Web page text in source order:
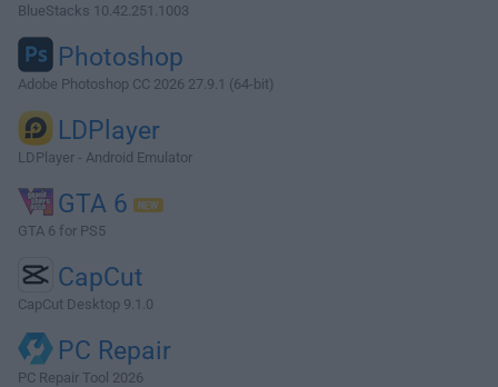
BlueStacks 10.42.251.1003
Photoshop
Adobe Photoshop CC 2026 27.9.1 (64-bit)
LDPlayer
LDPlayer - Android Emulator
GTA 6
GTA 6 for PS5
CapCut
CapCut Desktop 9.1.0
PC Repair
PC Repair Tool 2026